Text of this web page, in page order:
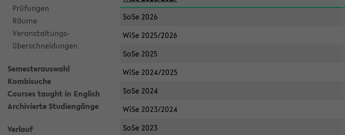
Prüfungen
Räume
Veranstaltungs-
überschneidungen
Semesterauswahl
Kombisuche
Courses taught in English
Archivierte Studiengänge
Verlauf
SoSe 2026
WiSe 2025/2026
SoSe 2025
WiSe 2024/2025
SoSe 2024
WiSe 2023/2024
SoSe 2023